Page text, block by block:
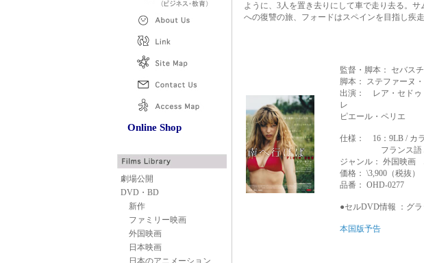
Online Shop
劇場公開
DVD・BD
新作
ファミリー映画
外国映画
日本映画
日本のアニメーション
ように、3人を置き去りにして車で走り去る。
への復讐の旅、フォードはスペインを目指し疾
監督・脚本： セバス
脚本： ステファーヌ
出演： レア・セ
レ
ピエール・ペリエ
仕様： 16：9LB / カ
フランス語 / 日
ジャンル： 外国映
価格： \3,900（税抜）
品番： OHD-0277
●セルDVD情報 ： グラ
本国版予告